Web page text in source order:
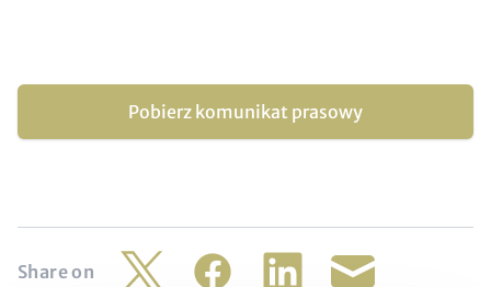
Pobierz komunikat prasowy
Share on